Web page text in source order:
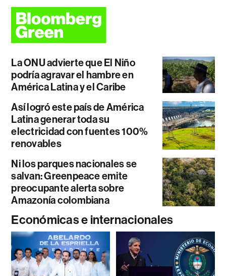
La ONU advierte que El Niño
podría agravar el hambre en
América Latina y el Caribe
Así logró este país de América
Latina generar toda su
electricidad con fuentes 100%
renovables
Ni los parques nacionales se
salvan: Greenpeace emite
preocupante alerta sobre
Amazonía colombiana
Económicas e internacionales